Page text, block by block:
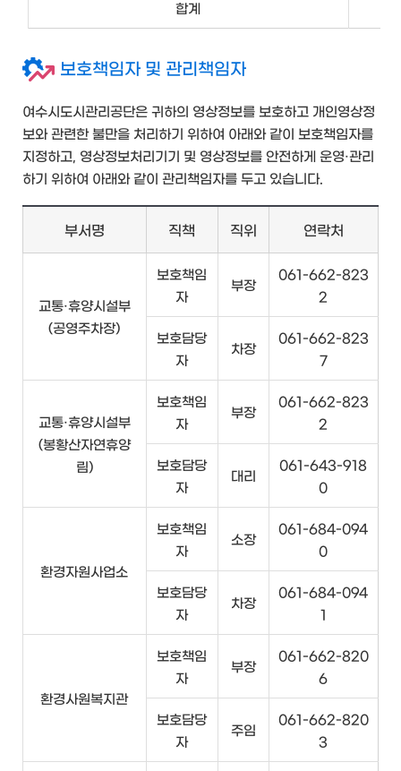
합계
보호책임자 및 관리책임자
여수시도시관리공단은 귀하의 영상정보를 보호하고 개인영상정
보와 관련한 불만을 처리하기 위하여 아래와 같이 보호책임자를
지정하고, 영상정보처리기기 및 영상정보를 안전하게 운영·관리
하기 위하여 아래와 같이 관리책임자를 두고 있습니다.
부서명 직책 직위 연락처
교통·휴양시설부
(공영주차장)
보호책임
자
부장
061-662-823
2
보호담당
자
차장
061-662-823
7
교통·휴양시설부
(봉황산자연휴양
림)
보호책임
자
부장
061-662-823
2
보호담당
자
대리
061-643-918
0
환경자원사업소
보호책임
자
소장
061-684-094
0
보호담당
자
차장
061-684-094
1
환경사원복지관
보호책임
자
부장
061-662-820
6
보호담당
자
주임
061-662-820
3